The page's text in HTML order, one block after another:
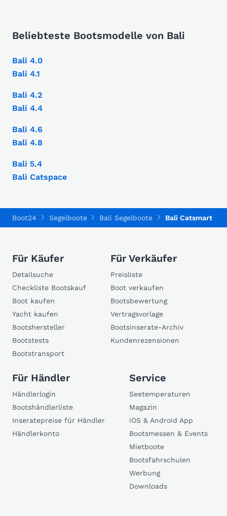
Beliebteste Bootsmodelle von Bali
Bali 4.0
Bali 4.1
Bali 4.2
Bali 4.4
Bali 4.6
Bali 4.8
Bali 5.4
Bali Catspace
Boot24 Segelboote Bali Segelboote Bali Catsmart
Für Käufer
Detailsuche
Checkliste Bootskauf
Boot kaufen
Yacht kaufen
Bootshersteller
Bootstests
Bootstransport
Für Verkäufer
Preisliste
Boot verkaufen
Bootsbewertung
Vertragsvorlage
Bootsinserate-Archiv
Kundenrezensionen
Für Händler
Händlerlogin
Bootshändlerliste
Inseratepreise für Händler
Händlerkonto
Service
Seetemperaturen
Magazin
iOS & Android App
Bootsmessen & Events
Mietboote
Bootsfahrschulen
Werbung
Downloads